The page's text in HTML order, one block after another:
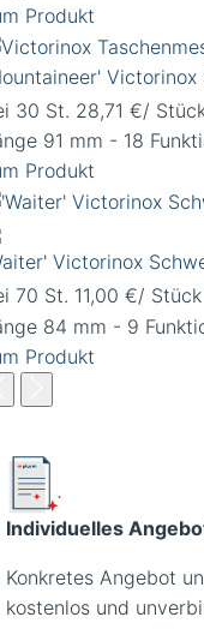
Produkt
Victorinox
30 St. 28,71 €/
91 mm - 18
Produkt
Victorinox
70 St. 11,00 €/ Stück
84 mm - 9
Produkt
Individuelles
Konkretes Angebot
kostenlos und